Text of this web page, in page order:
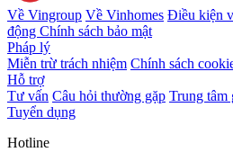
Về Vingroup Về Vinhomes Điều kiện
động Chính sách bảo mật
Pháp lý
Miễn trừ trách nhiệm Chính sách
Hỗ trợ
Tư vấn Câu hỏi thường gặp Trung tâm
Tuyển dụng
Hotline